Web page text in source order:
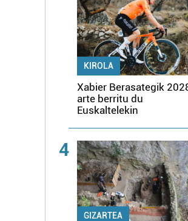
KIROLA
Xabier Berasategik
arte berritu du
Euskaltelekin
4
GIZARTEA